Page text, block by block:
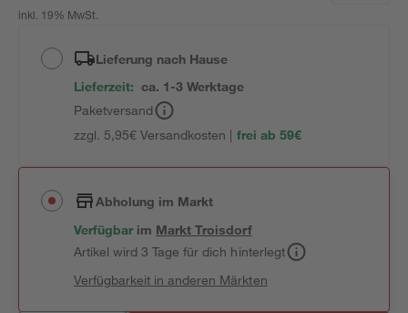
inkl. 19% MwSt.
Lieferung nach Hause
Lieferzeit: ca. 1-3 Werktage
Paketversand
zzgl. 5,95€ Versandkosten | frei ab 59€
Abholung im Markt
Verfügbar im MarktTroisdorf
Artikel wird 3 Tage für dich hinterlegt
Verfügbarkeit in anderen Märkten